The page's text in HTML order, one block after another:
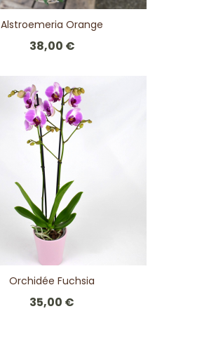
Alstroemeria Orange
38,00 €
Orchidée Fuchsia
35,00 €